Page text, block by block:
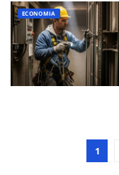
ECONOMIA
1